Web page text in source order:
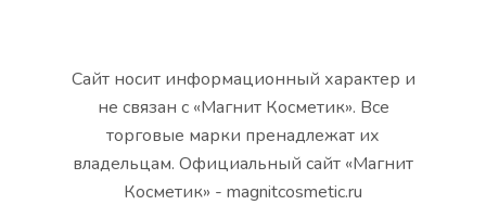
Сайт носит информационный характер и
не связан с «Магнит Косметик». Все
торговые марки пренадлежат их
владельцам. Официальный сайт «Магнит
Косметик» - magnitcosmetic.ru